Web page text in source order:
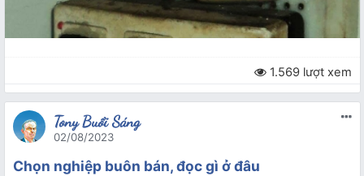
1.569 lượt xem
Tony Buổi Sáng
02/08/2023
Chọn nghiệp buôn bán, đọc gì ở đâu